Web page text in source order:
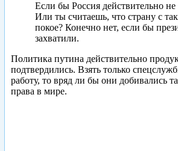
Если бы Россия действительно
Или ты считаешь, что страну с
покое? Конечно нет, если бы
захватили.
Политика путина действительно
подтвердились. Взять только
работу, то вряд ли бы они добивались
права в мире.